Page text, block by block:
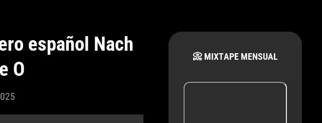
español Nach
O
📀 MIXTAPE MENSUAL